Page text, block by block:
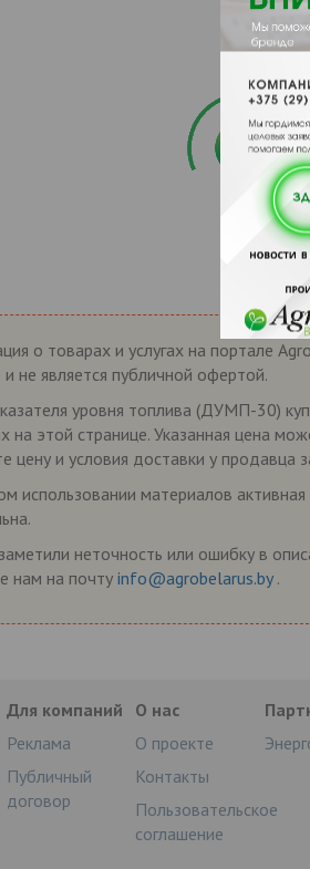
о товарах и услугах на портале
и не является публичной офертой.
уровня топлива (ДУМП-30)
на этой странице. Указанная цена
цену и условия доставки у продавца
использовании материалов активная
неточность или ошибку в
нам на почту info@agrobelarus.by .
Для компаний
Реклама
Публичный
договор
О нас
О проекте
Контакты
Пользовательское
соглашение